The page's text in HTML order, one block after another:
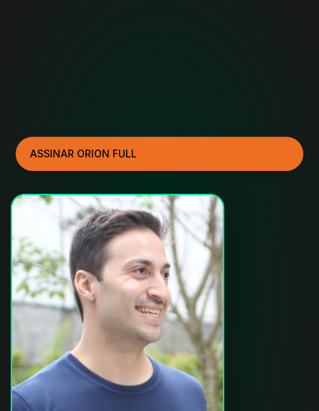
ASSINAR ORION FULL